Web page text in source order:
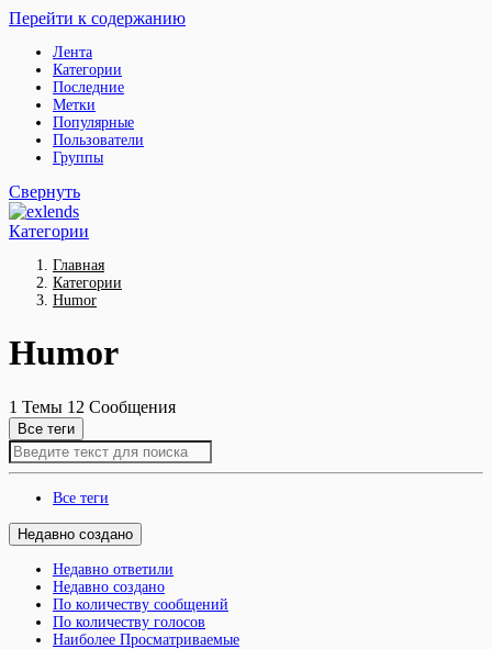
Перейти к содержанию
Лента
Категории
Последние
Метки
Популярные
Пользователи
Группы
Свернуть
Категории
Главная
Категории
Humor
Humor
1 Темы 12 Сообщения
Все теги
Все теги
Недавно создано
Недавно ответили
Недавно создано
По количеству сообщений
По количеству голосов
Наиболее Просматриваемые